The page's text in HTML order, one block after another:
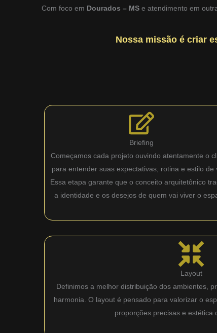
Com foco em Dourados – MS e atendimento em
Nossa missão é criar
Briefing
Começamos cada projeto ouvindo atentamente o
para entender suas expectativas, rotina e estilo de
Essa etapa garante que o conceito arquitetônico
a identidade e os desejos de quem vai viver o
Layout
Definimos a melhor distribuição dos ambientes,
harmonia. O layout é pensado para valorizar o
proporções precisas e estética